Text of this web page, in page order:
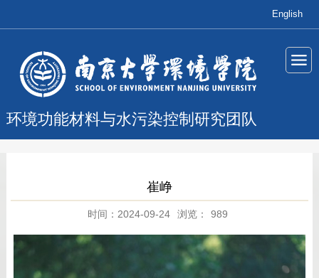
English
环境功能材料与水污染控制研究团队
崔峥
时间：2024-09-24 浏览： 989